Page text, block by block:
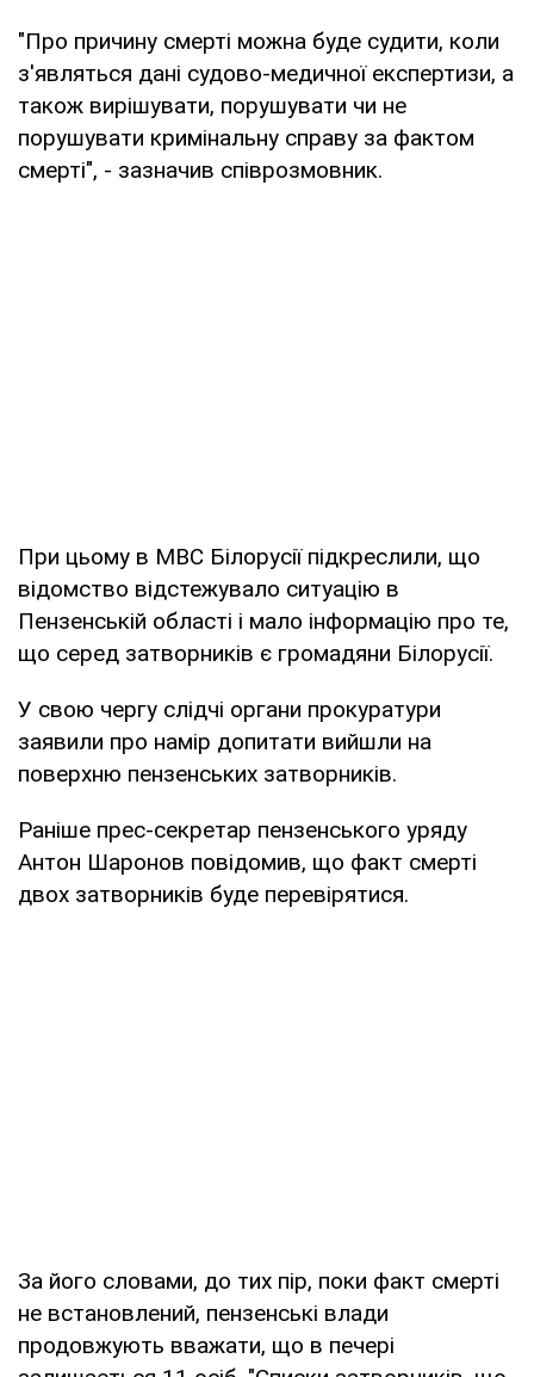
"Про причину смерті можна буде судити, коли
з'являться дані судово-медичної експертизи, а
також вирішувати, порушувати чи не
порушувати кримінальну справу за фактом
смерті", - зазначив співрозмовник.
При цьому в МВС Білорусії підкреслили, що
відомство відстежувало ситуацію в
Пензенській області і мало інформацію про те,
що серед затворників є громадяни Білорусії.
У свою чергу слідчі органи прокуратури
заявили про намір допитати вийшли на
поверхню пензенських затворників.
Раніше прес-секретар пензенського уряду
Антон Шаронов повідомив, що факт смерті
двох затворників буде перевірятися.
За його словами, до тих пір, поки факт смерті
не встановлений, пензенські влади
продовжують вважати, що в печері